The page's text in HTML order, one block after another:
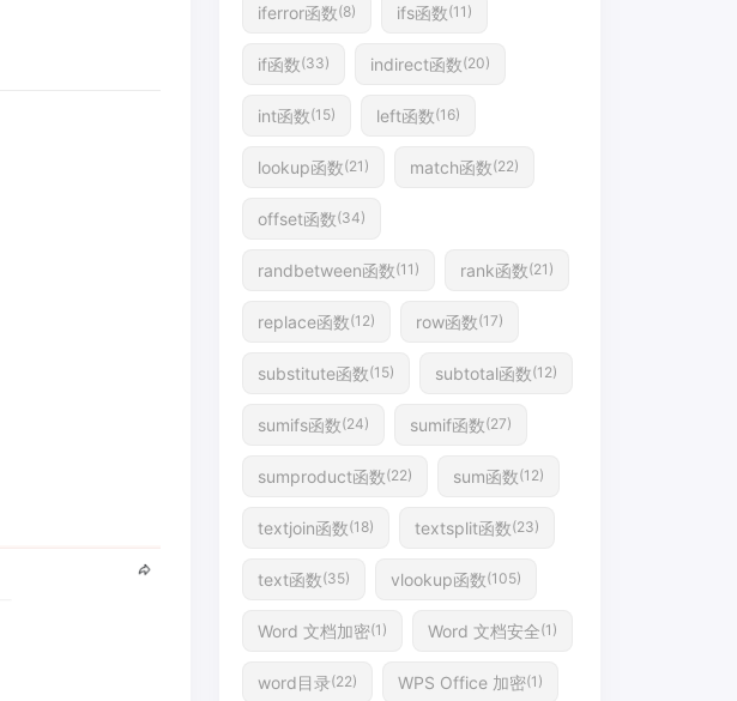
iferror函数(8) ifs函数(11)
if函数(33) indirect函数(20)
int函数(15) left函数(16)
lookup函数(21) match函数(22)
offset函数(34)
randbetween函数(11) rank函数(21)
replace函数(12) row函数(17)
substitute函数(15) subtotal函数(12)
sumifs函数(24) sumif函数(27)
sumproduct函数(22) sum函数(12)
textjoin函数(18) textsplit函数(23)
text函数(35) vlookup函数(105)
Word 文档加密(1) Word 文档安全(1)
word目录(22) WPS Office 加密(1)